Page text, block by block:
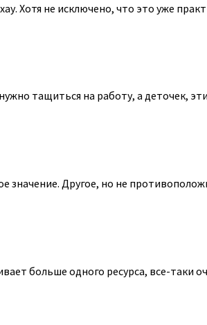
Хотя не исключено, что это уже
тащиться на работу, а деточек,
значение. Другое, но не
больше одного ресурса, все-